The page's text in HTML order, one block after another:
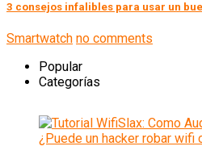
3 consejos infalibles para usar un
Smartwatch no comments
Popular
Categorías